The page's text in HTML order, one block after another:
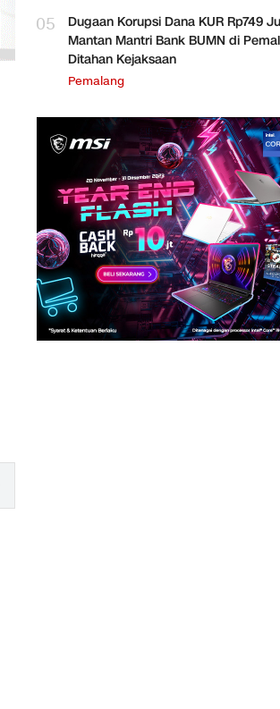
05
Dugaan Korupsi Dana KUR Rp749
Mantan Mantri Bank BUMN di
Ditahan Kejaksaan
Pemalang